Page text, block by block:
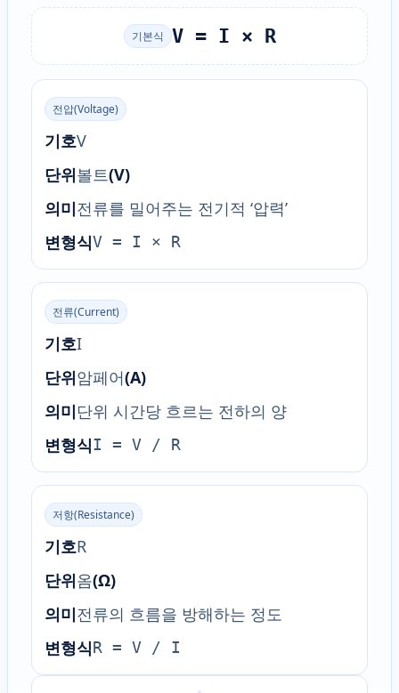
기본식 V = I × R
전압(Voltage)
기호V
단위볼트(V)
의미전류를 밀어주는 전기적 ‘압력’
변형식V = I × R
전류(Current)
기호I
단위암페어(A)
의미단위 시간당 흐르는 전하의 양
변형식I = V / R
저항(Resistance)
기호R
단위옴(Ω)
의미전류의 흐름을 방해하는 정도
변형식R = V / I